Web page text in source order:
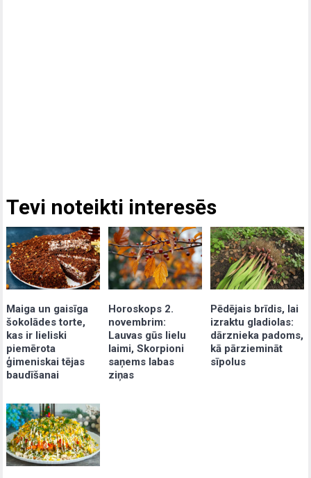
Tevi noteikti interesēs
Maiga un gaisīga
šokolādes torte,
kas ir lieliski
piemērota
ģimeniskai tējas
baudīšanai
Horoskops 2.
novembrim:
Lauvas gūs lielu
laimi, Skorpioni
saņems labas
ziņas
Pēdējais brīdis, lai
izraktu gladiolas:
dārznieka padoms,
kā pārziemināt
sīpolus